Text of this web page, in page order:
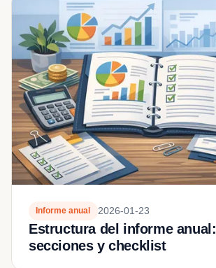
Informe anual 2026-01-23
Estructura del informe anual:
secciones y checklist